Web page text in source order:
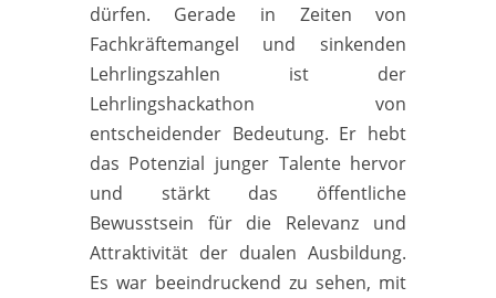
dürfen. Gerade in Zeiten von
Fachkräftemangel und sinkenden
Lehrlingszahlen ist der
Lehrlingshackathon von
entscheidender Bedeutung. Er hebt
das Potenzial junger Talente hervor
und stärkt das öffentliche
Bewusstsein für die Relevanz und
Attraktivität der dualen Ausbildung.
Es war beeindruckend zu sehen, mit